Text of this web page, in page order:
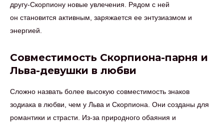
другу-Скорпиону новые увлечения. Рядом с ней
он становится активным, заряжается ее энтузиазмом и
энергией.
Совместимость Скорпиона-парня и
Льва-девушки в любви
Сложно назвать более высокую совместимость знаков
зодиака в любви, чем у Льва и Скорпиона. Они созданы для
романтики и страсти. Из-за природного обаяния и